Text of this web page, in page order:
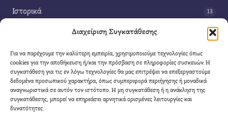
Διαχείριση Συγκατάθεσης
Για να παρέχουμε την καλύτερη εμπειρία, χρησιμοποιούμε τεχνολογίες όπως
cookies για την αποθήκευση ή/και την πρόσβαση σε πληροφορίες συσκευών. Η
συγκατάθεση για τις εν λόγω τεχνολογίες θα μας επιτρέψει να επεξεργαστούμε
δεδομένα προσωπικού χαρακτήρα, όπως συμπεριφορά περιήγησης ή μοναδικά
αναγνωριστικά σε αυτόν τον ιστότοπο. Η μη συγκατάθεση ή η ανάκληση της
συγκατάθεσης, μπορεί να επηρεάσει αρνητικά ορισμένες λειτουργίες και
δυνατότητες.
Ιστορικά 13
42
Τέχνη 3
Τεχνολογία
Υγεία
Φαντασία